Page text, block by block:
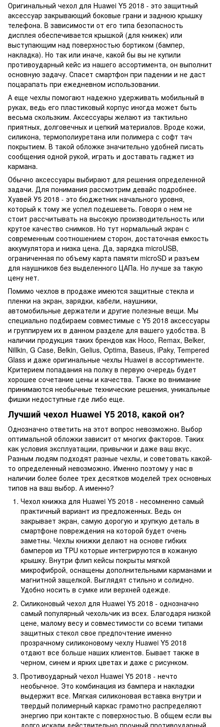
Оригинальный чехол для Huawei Y5 2018 - это защитный
аксессуар закрывающий боковые грани и заднюю крышку
телефона. В зависимости от его типа безопасность
дисплея обеспечивается крышкой (для книжек) или
выступающим над поверхностью бортиком (бампер,
накладка). Но так или иначе, какой бы вы не купили
противоударный кейс из нашего ассортимента, он выполнит
основную задачу. Спасет смартфон при падении и не даст
поцарапать при ежедневном использовании.
А еще чехлы помогают надежно удерживать мобильный в
руках, ведь его пластиковый корпус иногда может быть
весьма скользким. Аксессуары желают из тактильно
приятных, долговечных и цепкий материалов. Вроде кожи,
силикона, термополиуретана или полимера с софт тач
покрытием. В такой обложке значительно удобней писать
сообщения одной рукой, играть и доставать гаджет из
кармана.
Обычно аксессуары выбирают для решения определенной
задачи. Для понимания рассмотрим девайс подробнее.
Хуавей У5 2018 - это бюджетник начального уровня,
который к тому же успел подешеветь. Говоря о нем не
стоит рассчитывать на высокую производительность или
крутое качество снимков. Но тут нормальный экран с
современным соотношением сторон, достаточная емкость
аккумулятора и низка цена. Да, зарядка microUSB,
ограниченная по объему карта памяти microSD и разъем
для наушников без выделенного ЦАПа. Но лучше за такую
цену нет.
Помимо чехлов в продаже имеются защитные стекла и
пленки на экран, зарядки, кабели, наушники,
автомобильные держатели и другие полезные вещи. Мы
специально подбираем совместимые с Y5 2018 аксессуары
и группируем их в данном разделе для вашего удобства. В
наличии продукция таких брендов как Hoco, Remax, Belker,
Nillkin, G Case, Belkin, Gelius, Optima, Baseus, iPaky, Tempered
Glass и даже оригинальные чехлы Huawei в ассортименте.
Критерием попадания на полку в первую очередь будет
хорошее сочетание цены и качества. Также во внимание
принимаются необычные технические решения, уникальные
фишки недоступные где либо еще.
Лучший чехол Huawei Y5 2018, какой он?
Однозначно ответить на этот вопрос невозможно. Выбор
оптимальной обложки зависит от многих факторов. Таких
как условия эксплуатации, привычки и даже ваш вкус.
Разным людям подходят разные чехлы, и советовать какой-
то определенный невозможно. Именно поэтому у нас в
наличии более более трех десятков моделей трех основных
типов на ваш выбор. А именно?
Чехол книжка для Huawei Y5 2018 - несомненно самый
практичный вариант из предложенных. Ведь он
закрывает экран, самую дорогую и хрупкую деталь в
смартфоне повреждения на которой будет очень
заметны. Чехлы книжки делают на основе гибких
бамперов из TPU которые интегрируются в кожаную
крышку. Внутри флип кейсы покрыты мягкой
микрофиброй, оснащены дополнительными карманами и
магнитной защелкой. Выглядят стильно и солидно.
Удобно носить в сумке или верхней одежде.
Силиконовый чехол для Huawei Y5 2018 - однозначно
самый популярный чехольчик из всех. Благодаря низкой
цене, малому весу и совместимости со всеми типами
защитных стекол свое предпочтение именно
прозрачному силиконовому чехлу Huawei Y5 2018
отдают все больше наших клиентов. Бывает также в
черном, синем и ярких цветах и даже с рисунком.
Противоударный чехол Huawei Y5 2018 - нечто
необычное. Это комбинация из бампера и накладки
выдержит все. Мягкая силиконовая вставка внутри и
твердый полимерный каркас грамотно распределяют
энергию при контакте с поверхностью. В общем если вы